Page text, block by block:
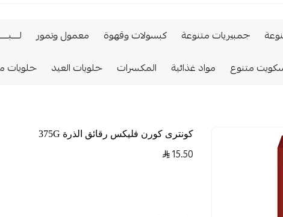
جمبيريات متنوعة كبسولات وقهوة معمول وتمور
متنوع مواد غذائية المكسرات حلويات العيد حلويات
كونترى كورن فليكس رقائق الذرة 375G
15.50